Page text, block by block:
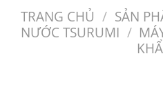
TRANG CHỦ / SẢN
NƯỚC TSURUMI /